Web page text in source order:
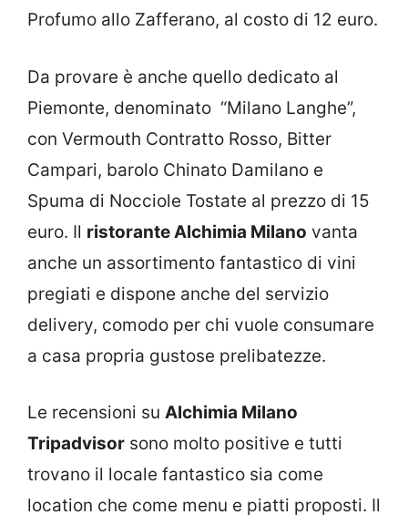
Profumo allo Zafferano, al costo di 12 euro.
Da provare è anche quello dedicato al
Piemonte, denominato “Milano Langhe”,
con Vermouth Contratto Rosso, Bitter
Campari, barolo Chinato Damilano e
Spuma di Nocciole Tostate al prezzo di 15
euro. Il ristorante Alchimia Milano vanta
anche un assortimento fantastico di vini
pregiati e dispone anche del servizio
delivery, comodo per chi vuole consumare
a casa propria gustose prelibatezze.
Le recensioni su Alchimia Milano
Tripadvisor sono molto positive e tutti
trovano il locale fantastico sia come
location che come menu e piatti proposti. Il